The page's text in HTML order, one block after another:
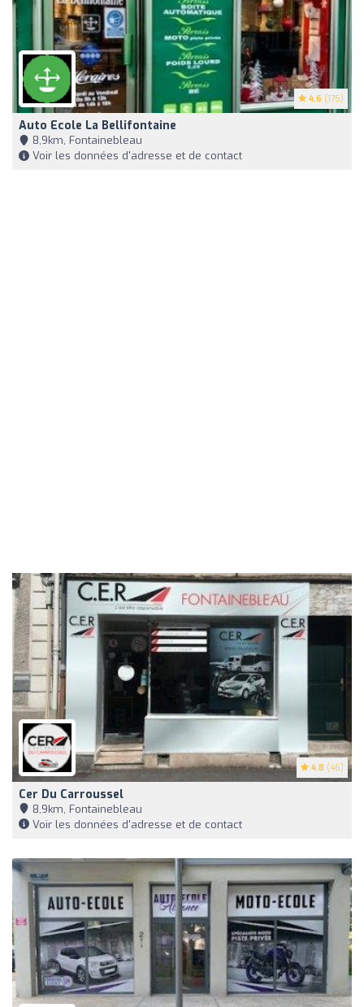
4.6 (175)
Auto Ecole La Bellifontaine
8,9km, Fontainebleau
Voir les données d'adresse et de contact
4.8 (46)
Cer Du Carroussel
8,9km, Fontainebleau
Voir les données d'adresse et de contact